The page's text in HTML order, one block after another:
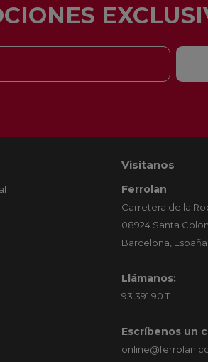
Visítanos
Ferrolan
Carretera de la
08924 Santa
Barcelona, España
Llámanos:
93 391 90 11
Escríbenos un